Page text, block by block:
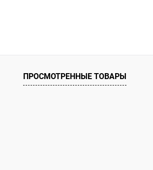
ПРОСМОТРЕННЫЕ ТОВАРЫ